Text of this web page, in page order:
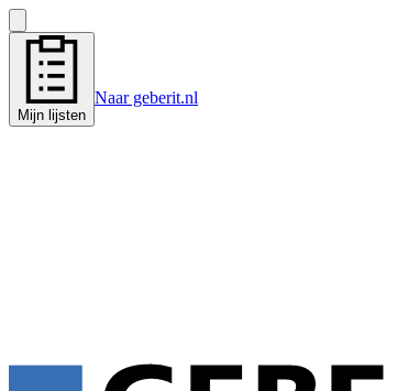
Mijn lijsten
Naar geberit.nl